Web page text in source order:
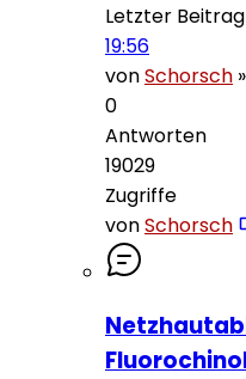
Letzter
19:56
vonSchorsch »
0
Antworten
19029
Zugriffe
vonSchorsch